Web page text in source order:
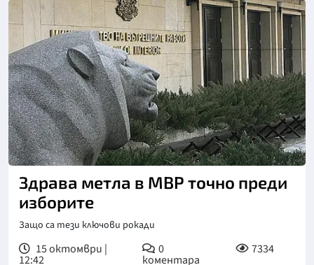
Здрава метла в МВР точно преди
изборите
Защо са тези ключови рокади
15 октомври |
12:42
0
коментара
7334